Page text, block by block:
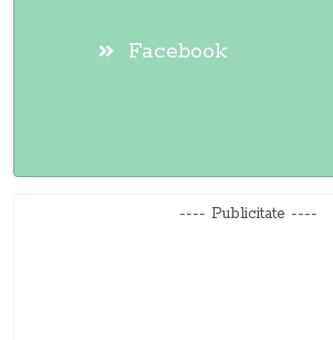
Facebook
---- Publicitate ----